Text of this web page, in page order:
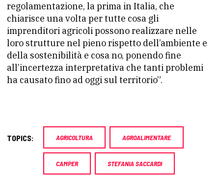
regolamentazione, la prima in Italia, che
chiarisce una volta per tutte cosa gli
imprenditori agricoli possono realizzare nelle
loro strutture nel pieno rispetto dell’ambiente e
della sostenibilità e cosa no, ponendo fine
all’incertezza interpretativa che tanti problemi
ha causato fino ad oggi sul territorio”.
TOPICS: AGRICOLTURA AGROALIMENTARE
CAMPER STEFANIA SACCARDI